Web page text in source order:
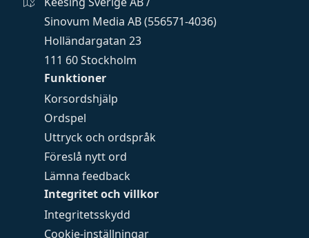
Funktioner
Korsordshjälp
Ordspel
Uttryck och ordspråk
Föreslå nytt ord
Lämna feedback
Integritet och villkor
Integritetsskydd
Cookie-inställningar
Sinovum Media AB (556571-4036)
Holländargatan 23
111 60 Stockholm